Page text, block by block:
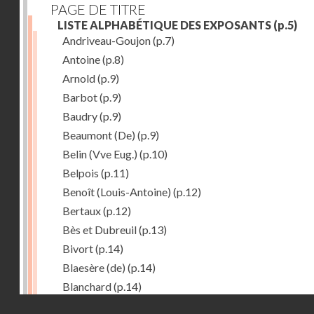
PAGE DE TITRE
LISTE ALPHABÉTIQUE DES EXPOSANTS (p.5)
Andriveau-Goujon(p.7)
Antoine(p.8)
Arnold(p.9)
Barbot(p.9)
Baudry(p.9)
Beaumont (De) (p.9)
Belin (Vve Eug.) (p.10)
Belpois (p.11)
Benoît (Louis-Antoine) (p.12)
Bertaux(p.12)
Bès et Dubreuil(p.13)
Bivort(p.14)
Blaesère (de) (p.14)
Blanchard(p.14)